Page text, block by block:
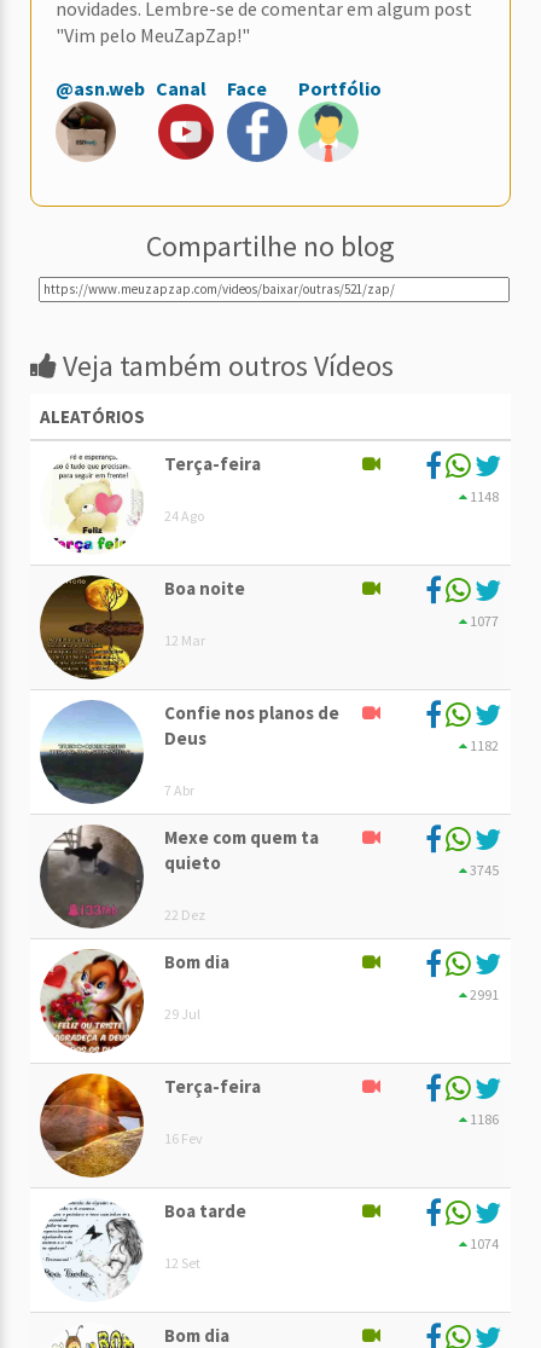
novidades. Lembre-se de comentar em algum post
"Vim pelo MeuZapZap!"
@asn.web Canal Face Portfólio
Compartilhe no blog
Veja também outros Vídeos
ALEATÓRIOS
Terça-feira
24 Ago
1148
Boa noite
12 Mar
1077
Confie nos planos de
Deus
7 Abr
1182
Mexe com quem ta
quieto
22 Dez
3745
Bom dia
29 Jul
2991
Terça-feira
16 Fev
1186
Boa tarde
12 Set
1074
Bom dia